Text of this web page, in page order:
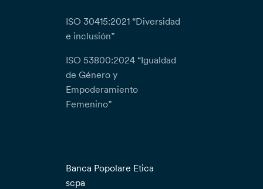
ISO 30415:2021 “Diversidad
e inclusión”
ISO 53800:2024 “Igualdad
de Género y
Empoderamiento
Femenino”
Banca Popolare Etica
scpa